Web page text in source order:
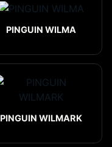
PINGUIN WILMA
PINGUIN WILMARK